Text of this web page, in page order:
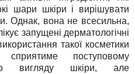
шари шкіри і вирішувати
Однак, вона не всесильна,
запущені дерматологічні
такої косметики
поступовому
вигляду шкіри, але